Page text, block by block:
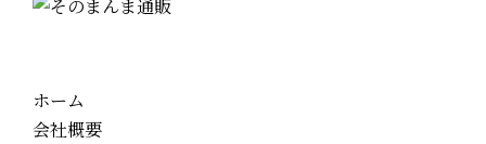
ホーム
会社概要